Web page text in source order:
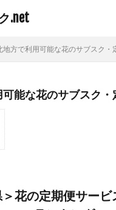
.net
地方で利用可能な花のサブスク・
能な花のサブスク・
＞花の定期便サービ